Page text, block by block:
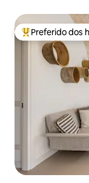
Entre os
Preferido dos